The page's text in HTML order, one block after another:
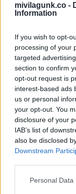
mivilagunk.co -
Information
If you wish to opt-
processing of your
targeted
section to confirm
opt-out request is
interest-based ads
us or personal
your opt-out. You
disclosure of your
IAB’s list of
also be disclosed
Downstream
Please note that
Personal
5 mentális trükk,
amivel bárkit azonnal
levehetsz a…
15
temperamentumos
nő, akinél nem
érdemes kihúzni a
gyufát
A csillagok ma estére